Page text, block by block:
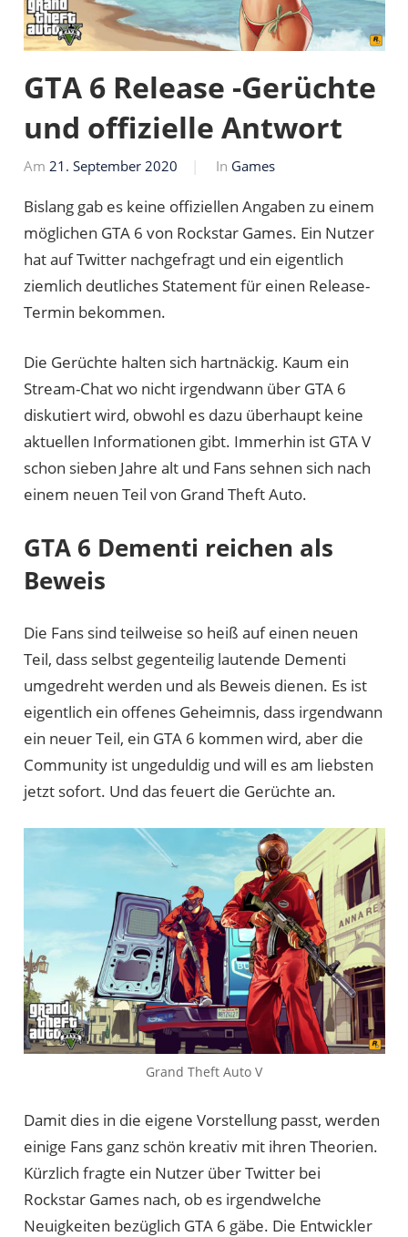
GTA 6 Release -Gerüchte
und offizielle Antwort
Am 21. September 2020
Von
In Games
Bislang gab es keine offiziellen Angaben zu einem
möglichen GTA 6 von Rockstar Games. Ein Nutzer
hat auf Twitter nachgefragt und ein eigentlich
ziemlich deutliches Statement für einen Release-
Termin bekommen.
Die Gerüchte halten sich hartnäckig. Kaum ein
Stream-Chat wo nicht irgendwann über GTA 6
diskutiert wird, obwohl es dazu überhaupt keine
aktuellen Informationen gibt. Immerhin ist GTA V
schon sieben Jahre alt und Fans sehnen sich nach
einem neuen Teil von Grand Theft Auto.
GTA 6 Dementi reichen als
Beweis
Die Fans sind teilweise so heiß auf einen neuen
Teil, dass selbst gegenteilig lautende Dementi
umgedreht werden und als Beweis dienen. Es ist
eigentlich ein offenes Geheimnis, dass irgendwann
ein neuer Teil, ein GTA 6 kommen wird, aber die
Community ist ungeduldig und will es am liebsten
jetzt sofort. Und das feuert die Gerüchte an.
Grand Theft Auto V
Damit dies in die eigene Vorstellung passt, werden
einige Fans ganz schön kreativ mit ihren Theorien.
Kürzlich fragte ein Nutzer über Twitter bei
Rockstar Games nach, ob es irgendwelche
Neuigkeiten bezüglich GTA 6 gäbe. Die Entwickler